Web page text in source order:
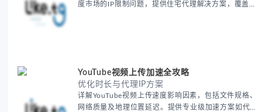
度市场的IP限制问题，提供住宅代理解决方案，覆盖主
YouTube视频上传加速全攻略
优化时长与代理IP方案
详解YouTube视频上传速度影响因素，包括文件规格、
网络质量及地理位置延迟。提供专业级加速方案如代理